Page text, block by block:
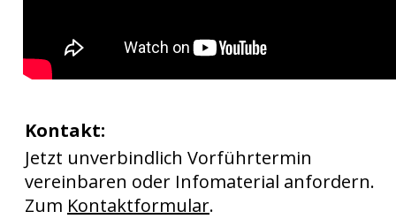
Kontakt:
Jetzt unverbindlich Vorführtermin
vereinbaren oder Infomaterial anfordern.
Zum Kontaktformular.